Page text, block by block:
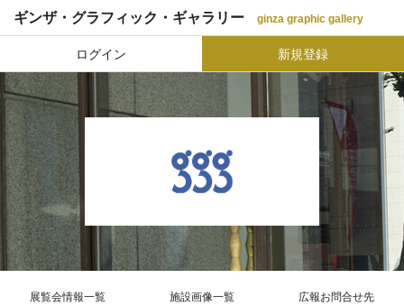
ギンザ・グラフィック・ギャラリー ginza graphic gallery
ログイン 新規登録
展覧会情報一覧 施設画像一覧 広報お問合せ先